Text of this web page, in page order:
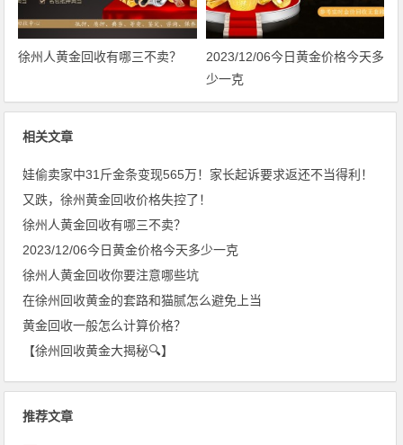
徐州人黄金回收有哪三不卖？
2023/12/06今日黄金价格今天多
少一克
相关文章
娃偷卖家中31斤金条变现565万！家长起诉要求返还不当得利！
又跌，徐州黄金回收价格失控了！
徐州人黄金回收有哪三不卖？
2023/12/06今日黄金价格今天多少一克
徐州人黄金回收你要注意哪些坑
在徐州回收黄金的套路和猫腻怎么避免上当
黄金回收一般怎么计算价格？
【徐州回收黄金大揭秘🔍】
推荐文章